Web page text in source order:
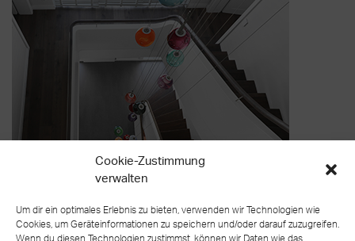
Cookie-Zustimmung
verwalten
Um dir ein optimales Erlebnis zu bieten, verwenden wir Technologien wie
Cookies, um Geräteinformationen zu speichern und/oder darauf zuzugreifen.
Wenn du diesen Technologien zustimmst, können wir Daten wie das